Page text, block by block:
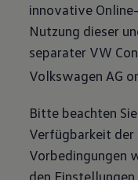
innovative
Nutzung dieser
separater VW
Volkswagen AG
Bitte beachten
Verfügbarkeit
Vorbedingungen
den